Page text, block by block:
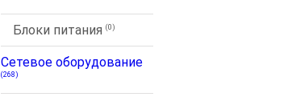
Блоки питания (0)
Сетевое оборудование
(268)